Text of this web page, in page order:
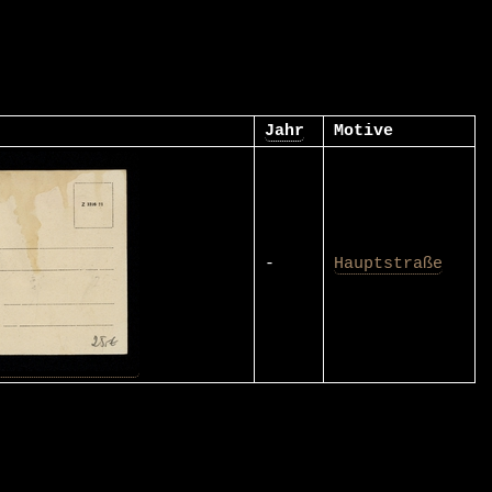
Jahr Motive
- Hauptstraße